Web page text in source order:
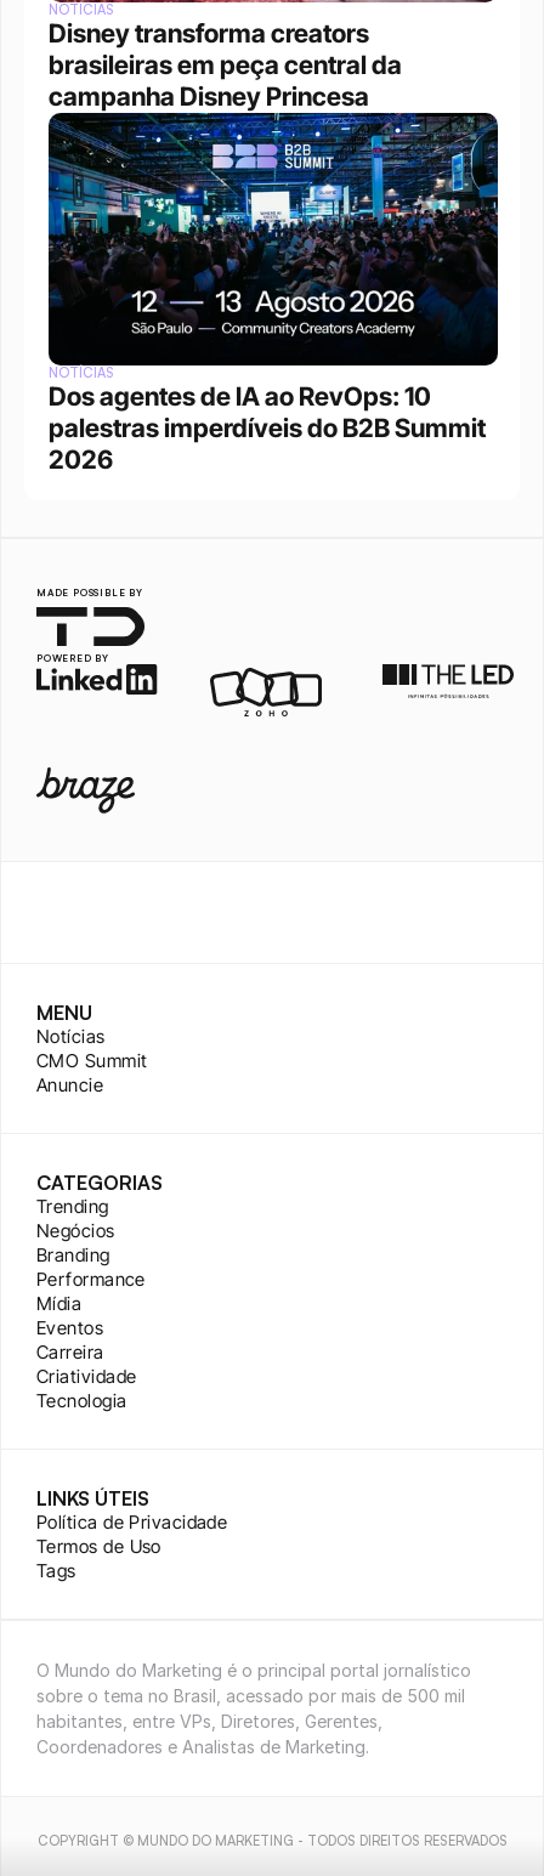
NOTÍCIAS
Disney transforma creators
brasileiras em peça central da
campanha Disney Princesa
NOTÍCIAS
Dos agentes de IA ao RevOps: 10
palestras imperdíveis do B2B Summit
2026
MADE POSSIBLE BY
POWERED BY
MENU
Notícias
CMO Summit
Anuncie
CATEGORIAS
Trending
Negócios
Branding
Performance
Mídia
Eventos
Carreira
Criatividade
Tecnologia
LINKS ÚTEIS
Política de Privacidade
Termos de Uso
Tags
O Mundo do Marketing é o principal portal jornalístico
sobre o tema no Brasil, acessado por mais de 500 mil
habitantes, entre VPs, Diretores, Gerentes,
Coordenadores e Analistas de Marketing.
COPYRIGHT © MUNDO DO MARKETING - TODOS DIREITOS RESERVADOS